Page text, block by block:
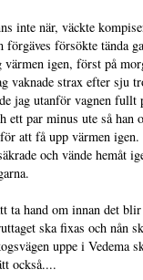
inte när, väckte
förgäves försökte tända
igen, först på
vaknade strax efter sju
jag utanför vagnen
ett par minus ute så
att få upp värmen
och vände hemåt
ta hand om innan det
ska fixas och nån
uppe i Vedema
också....